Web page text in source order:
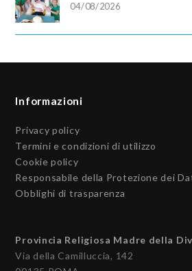
04/08/2026
Informazioni
Privacy policy
Termini e condizioni di utilizzo
Cookie policy
Responsabile della Protezione dei
Obblighi di trasparenza
Provincia Religiosa Madre della
Via della Camilluccia, 142